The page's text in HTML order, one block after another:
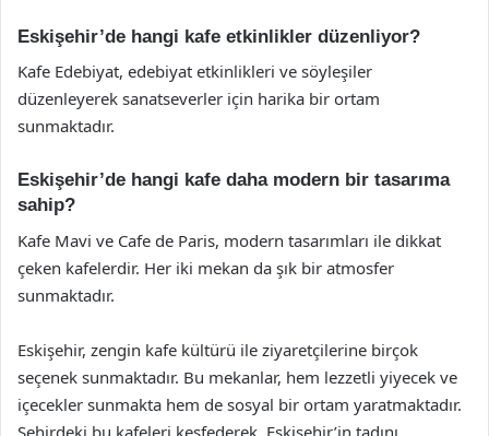
Eskişehir’de hangi kafe etkinlikler düzenliyor?
Kafe Edebiyat, edebiyat etkinlikleri ve söyleşiler
düzenleyerek sanatseverler için harika bir ortam
sunmaktadır.
Eskişehir’de hangi kafe daha modern bir tasarıma
sahip?
Kafe Mavi ve Cafe de Paris, modern tasarımları ile dikkat
çeken kafelerdir. Her iki mekan da şık bir atmosfer
sunmaktadır.
Eskişehir, zengin kafe kültürü ile ziyaretçilerine birçok
seçenek sunmaktadır. Bu mekanlar, hem lezzetli yiyecek ve
içecekler sunmakta hem de sosyal bir ortam yaratmaktadır.
Şehirdeki bu kafeleri keşfederek, Eskişehir’in tadını